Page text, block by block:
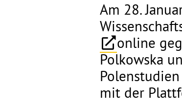
Am 28.
online
Polkowska
mit der